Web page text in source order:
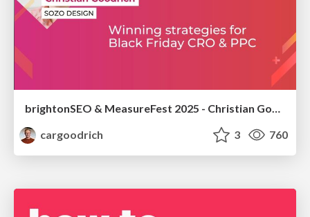
brightonSEO & MeasureFest 2025 - Christian Goodrich - Winning strategies for Black Friday CRO & PPC
cargoodrich
3 760